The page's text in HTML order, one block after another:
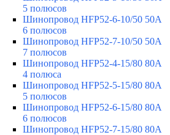
5 полюсов
Шинопровод HFP52-6-10/50 50А
6 полюсов
Шинопровод HFP52-7-10/50 50А
7 полюсов
Шинопровод HFP52-4-15/80 80A
4 полюса
Шинопровод HFP52-5-15/80 80А
5 полюсов
Шинопровод HFP52-6-15/80 80А
6 полюсов
Шинопровод HFP52-7-15/80 80А